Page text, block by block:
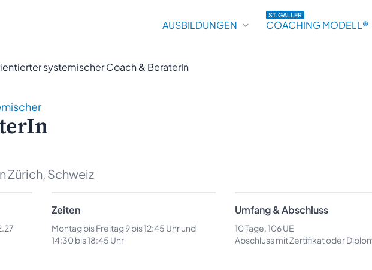
AUSBILDUNGEN
ST.GALLER
COACHING MODELL®
systemischer Coach & BeraterIn
Zürich, Schweiz
Zeiten
Montag bis Freitag 9 bis 12:45 Uhr und
14:30 bis 18:45 Uhr
Umfang & Abschluss
10 Tage, 106 UE
Abschluss mit Zertifikat oder